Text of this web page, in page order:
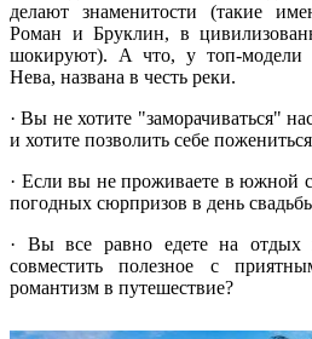
делают знаменитости (такие
Роман и Бруклин, в
шокируют). А что, у топ-модели
Нева, названа в честь реки.
· Вы не хотите "заморачиваться"
и хотите позволить себе
· Если вы не проживаете в южной
погодных сюрпризов в день
· Вы все равно едете на
совместить полезное с
романтизм в путешествие?